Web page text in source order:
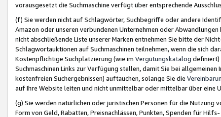
vorausgesetzt die Suchmaschine verfügt über entsprechende
(f) Sie werden nicht auf Schlagwörter, Suchbegriffe oder andere
Amazon oder unseren verbundenen Unternehmen oder
nicht abschließende Liste unserer Marken entnehmen Sie bitte der
Schlagwortauktionen auf Suchmaschinen teilnehmen, wenn die sich
Kostenpflichtige Suchplatzierung (wie im Vergütungskatalog definiert)
Suchmaschinen Links zur Verfügung stellen, damit Sie bei
kostenfreien Suchergebnissen) auftauchen, solange Sie die
auf Ihre Website leiten und nicht unmittelbar oder mittelbar über eine
(g) Sie werden natürlichen oder juristischen Personen für die Nutzung
Form von Geld, Rabatten, Preisnachlässen, Punkten, Spenden für